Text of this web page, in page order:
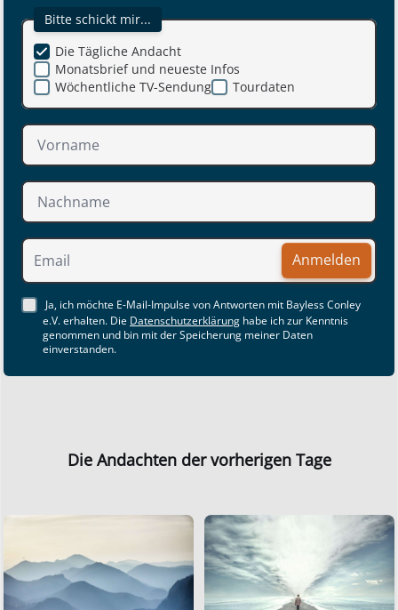
Bitte schickt mir...
Monatsbrief und neueste Infos
Die Tägliche Andacht
Wöchentliche TV-Sendung Tourdaten
Anmelden
Ja, ich möchte E-Mail-Impulse von Antworten mit Bayless Conley
e.V. erhalten. Die Datenschutzerklärung habe ich zur Kenntnis
genommen und bin mit der Speicherung meiner Daten
einverstanden.
Die Andachten der vorherigen Tage